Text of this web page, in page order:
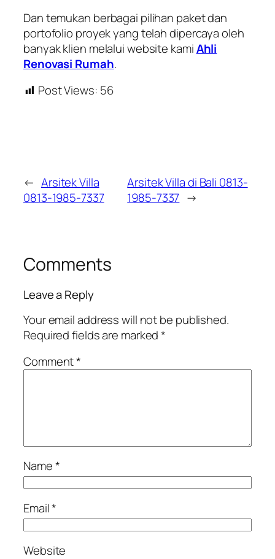
Dan temukan berbagai pilihan paket dan
portofolio proyek yang telah dipercaya oleh
banyak klien melalui website kamiAhli
Renovasi Rumah.
Post Views: 56
← Arsitek Villa
0813-1985-7337
Arsitek Villa di Bali 0813-
1985-7337 →
Comments
Leave a Reply
Your email address will not be published.
Required fields are marked*
Comment*
Name*
Email*
Website